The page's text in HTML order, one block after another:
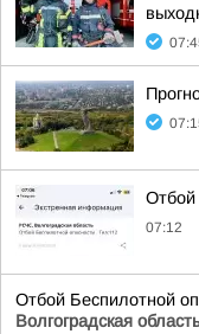
Отбой
07:12
Отбой Беспилотной
Волгоградская